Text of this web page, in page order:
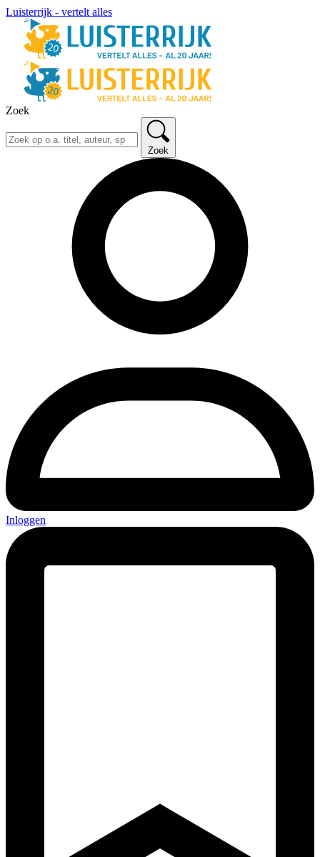
Luisterrijk - vertelt alles
Zoek
Zoek
Inloggen